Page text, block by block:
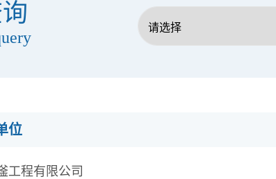
位
工程有限公司